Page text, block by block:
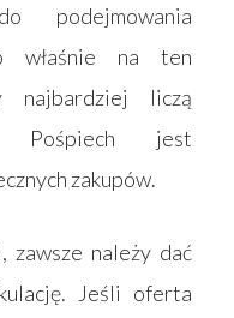
podejmowania
właśnie na ten
najbardziej liczą
Pośpiech jest
zakupów.
zawsze należy dać
Jeśli oferta